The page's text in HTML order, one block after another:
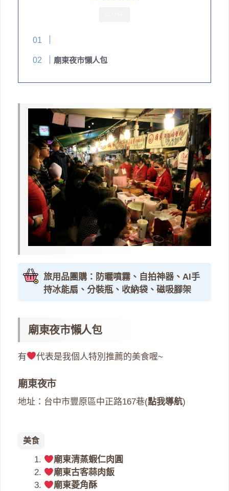
廟東夜市懶人包
旅用品團購：防曬噴霧、自拍神器、AI手
持冰能扇、分裝瓶、收納袋、磁吸腳架
廟東夜市懶人包
有 代表是我個人特別推薦的美食喔~
廟東夜市
地址：台中市豐原區中正路167巷(點我導航)
美食
廟東清蒸蝦仁肉圓
廟東古客蒜肉飯
廟東菱角酥